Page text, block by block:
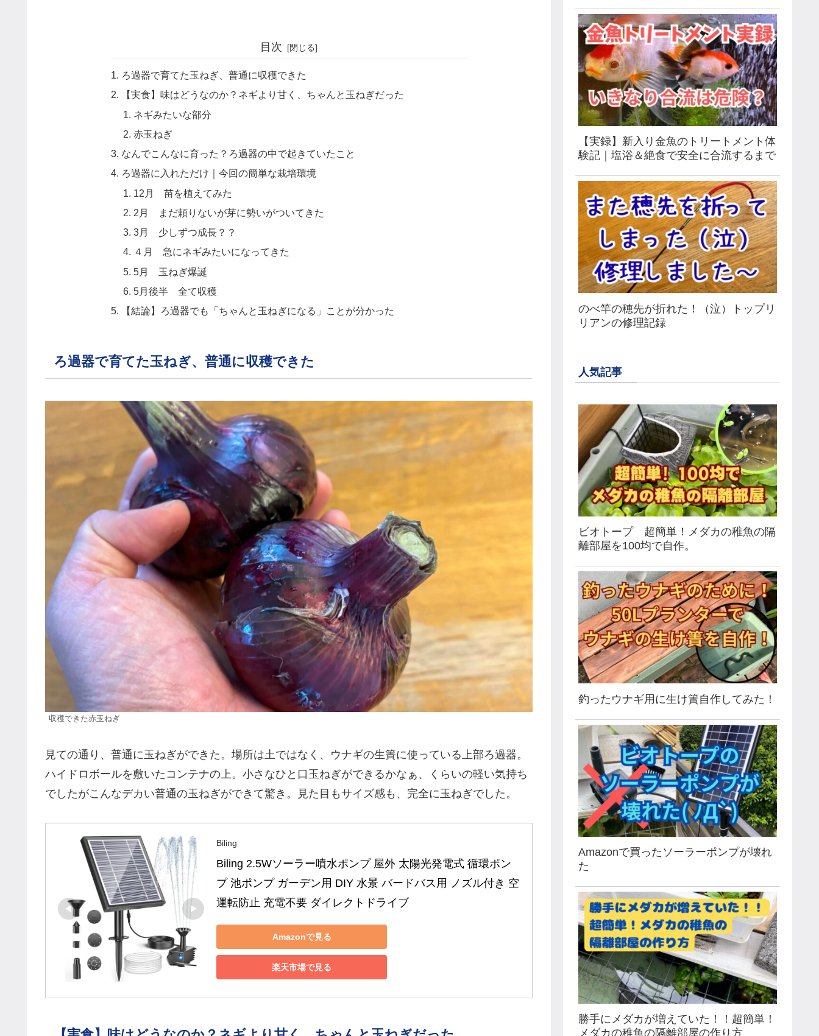
目次
ろ過器で育てた玉ねぎ、普通に収穫できた
【実食】味はどうなのか？ネギより甘く、ちゃんと玉ねぎだった
ネギみたいな部分
赤玉ねぎ
なんでこんなに育った？ろ過器の中で起きていたこと
ろ過器に入れただけ｜今回の簡単な栽培環境
12月 苗を植えてみた
2月 まだ頼りないが芽に勢いがついてきた
3月 少しずつ成長？？
４月 急にネギみたいになってきた
5月 玉ねぎ爆誕
5月後半 全て収穫
【結論】ろ過器でも「ちゃんと玉ねぎになる」ことが分かった
ろ過器で育てた玉ねぎ、普通に収穫できた
収穫できた赤玉ねぎ
見ての通り、普通に玉ねぎができた。場所は土ではなく、ウナギの生簀に使っている上部ろ過器。
ハイドロボールを敷いたコンテナの上。小さなひと口玉ねぎができるかなぁ、くらいの軽い気持ち
でしたがこんなデカい普通の玉ねぎができて驚き。見た目もサイズ感も、完全に玉ねぎでした。
Biling
Biling 2.5Wソーラー噴水ポンプ 屋外 太陽光発電式 循環ポン
プ 池ポンプ ガーデン用 DIY 水景 バードバス用 ノズル付き 空
運転防止 充電不要 ダイレクトドライブ
Amazonで見る
楽天市場で見る
【実録】新入り金魚のトリートメント体
験記｜塩浴＆絶食で安全に合流するまで
のべ竿の穂先が折れた！（泣）トップリ
リアンの修理記録
人気記事
ビオトープ 超簡単！メダカの稚魚の隔
離部屋を100均で自作。
釣ったウナギ用に生け簀自作してみた！
Amazonで買ったソーラーポンプが壊れ
た
勝手にメダカが増えていた！！超簡単！
メダカの稚魚の隔離部屋の作り方